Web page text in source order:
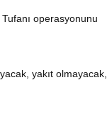
operasyonunu
yakıt olmayacak,